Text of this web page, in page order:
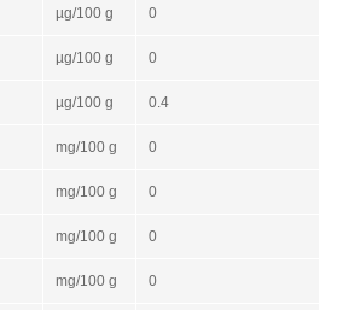
µg/100 g 0
µg/100 g 0
µg/100 g 0.4
mg/100 g 0
mg/100 g 0
mg/100 g 0
mg/100 g 0